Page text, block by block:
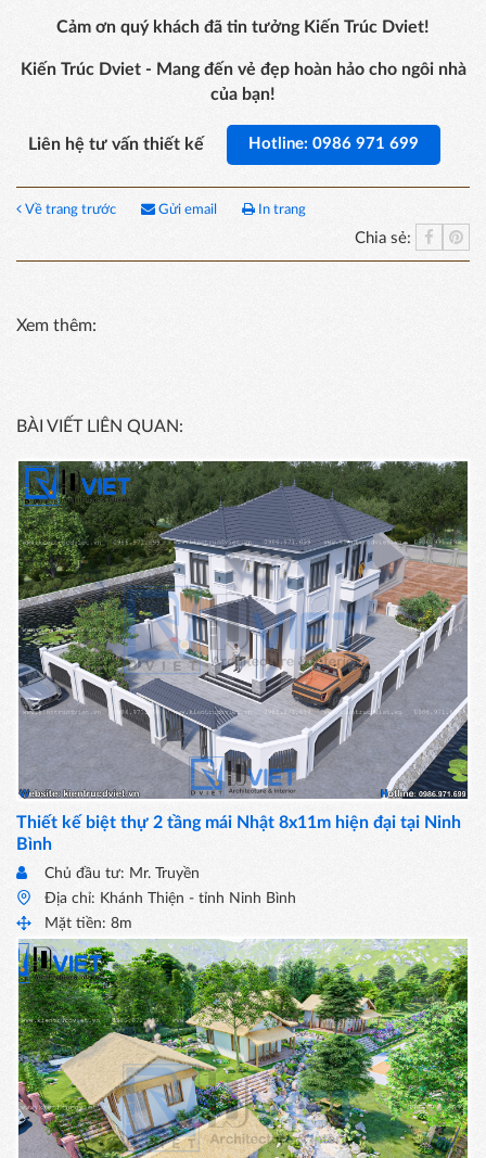
Cảm ơn quý khách đã tin tưởng Kiến Trúc Dviet!
Kiến Trúc Dviet - Mang đến vẻ đẹp hoàn hảo cho ngôi nhà
của bạn!
Liên hệ tư vấn thiết kế Hotline: 0986 971 699
Về trang trước Gửi email In trang
Chia sẻ:
Xem thêm:
BÀI VIẾT LIÊN QUAN:
Thiết kế biệt thự 2 tầng mái Nhật 8x11m hiện đại tại Ninh
Bình
Chủ đầu tư: Mr. Truyền
Địa chỉ: Khánh Thiện - tỉnh Ninh Bình
Mặt tiền: 8m